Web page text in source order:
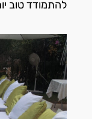
להתמודד טוב